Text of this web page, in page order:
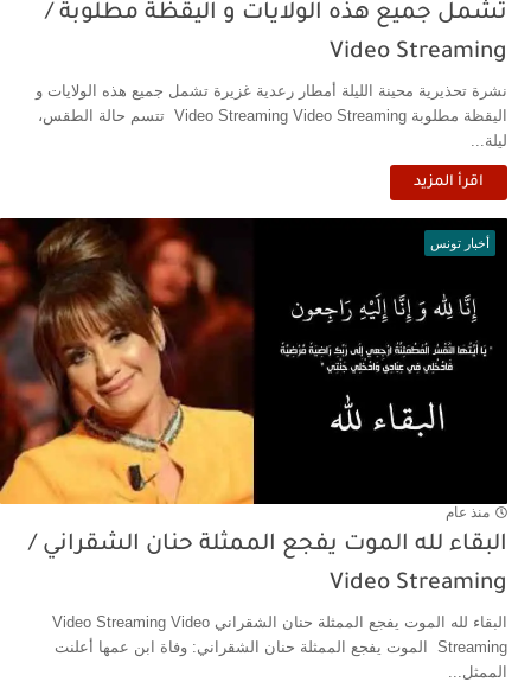
تشمل جميع هذه الولايات و اليقظة مطلوبة /
Video Streaming
نشرة تحذيرية محينة الليلة أمطار رعدية غزيرة تشمل جميع هذه الولايات و
اليقظة مطلوبة Video Streaming Video Streaming تتسم حالة الطقس،
ليلة...
اقرأ المزيد
أخبار تونس
منذ عام
البقاء لله الموت يفجع الممثلة حنان الشقراني /
Video Streaming
البقاء لله الموت يفجع الممثلة حنان الشقراني Video Streaming Video
Streaming الموت يفجع الممثلة حنان الشقراني: وفاة ابن عمها أعلنت
الممثل...